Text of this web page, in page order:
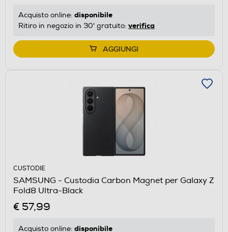
Acquisto online: disponibile
Ritiro in negozio in 30' gratuito: verifica
AGGIUNGI
CUSTODIE
SAMSUNG - Custodia Carbon Magnet per Galaxy Z
Fold8 Ultra-Black
€ 57,99
Acquisto online: disponibile